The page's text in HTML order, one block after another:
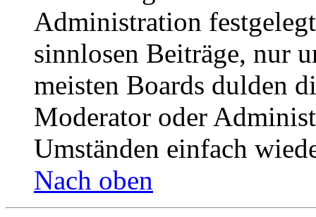
Administration
sinnlosen Beiträge, nur
meisten Boards dulden
Moderator oder
Umständen einfach
Nach oben